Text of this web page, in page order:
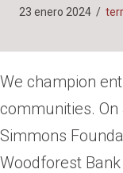
23 enero 2024 /
We champion
communities. On
Simmons
Woodforest